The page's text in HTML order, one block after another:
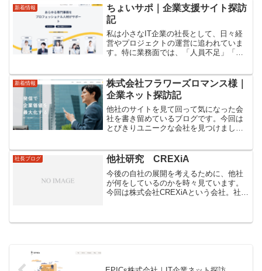
ですが、いい記...
新着情報
ちょいサポ｜企業支援サイト探訪
記
私は小さなIT企業の社長として、日々経
営やプロジェクトの運営に追われていま
す。特に業務面では、「人員不足」「属
いるのかを知ろうと、事務代行サービス
の情報を調べるようにな...
新着情報
株式会社フラワーズロマンス様｜
企業ネット探訪記
他社のサイトを見て回って気になった会
社を書き留めているブログです。今回は
とびきりユニークな会社を見つけまし
す。株式会社フラワーズロマンス公式ペ
ージを繰っていく中で社長...
社長ブログ 他社研究 CREXiA
今後の自社の展開を考えるために、他社
が何をしているのかを時々見ています。
今回は株式会社CREXiAという会社。社長